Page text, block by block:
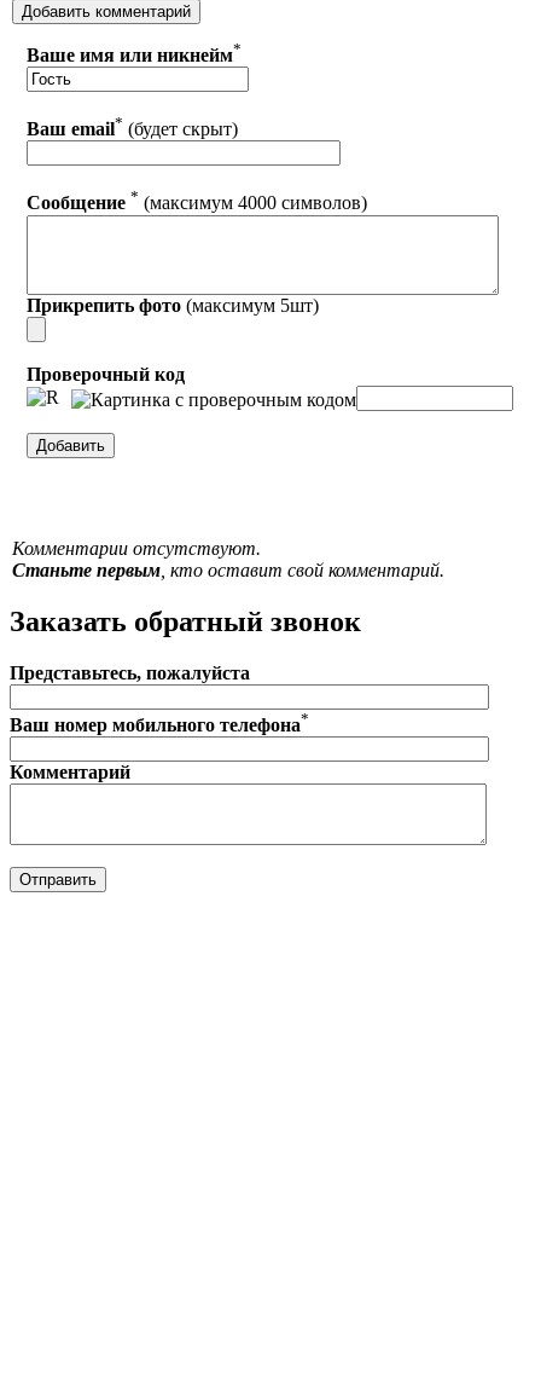
Ваше имя или никнейм*
Ваш email* (будет скрыт)
Сообщение * (максимум 4000 символов)
Прикрепить фото (максимум 5шт)
Проверочный код
Комментарии отсутствуют.
Станьте первым, кто оставит свой комментарий.
Заказать обратный звонок
Представьтесь, пожалуйста
Ваш номер мобильного телефона*
Комментарий